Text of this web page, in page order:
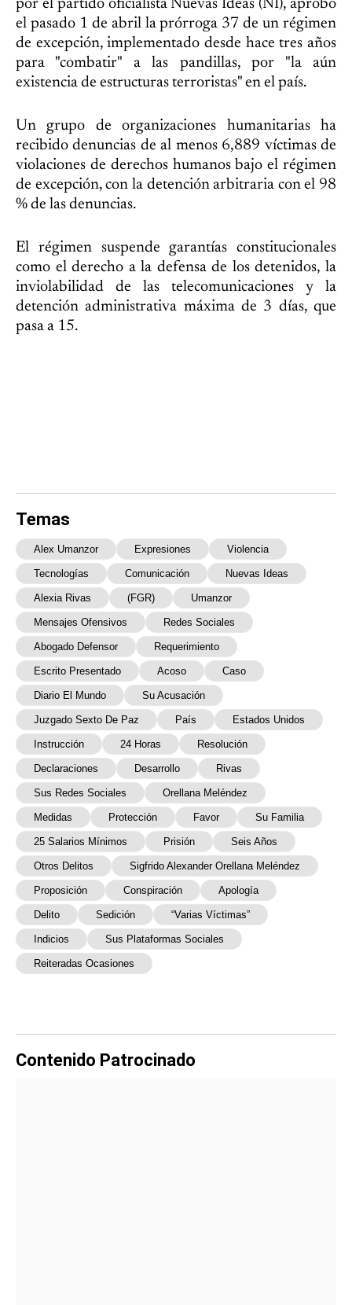
por el partido oficialista Nuevas Ideas (NI), aprobó
el pasado 1 de abril la prórroga 37 de un régimen
de excepción, implementado desde hace tres años
para "combatir" a las pandillas, por "la aún
existencia de estructuras terroristas" en el país.
Un grupo de organizaciones humanitarias ha
recibido denuncias de al menos 6,889 víctimas de
violaciones de derechos humanos bajo el régimen
de excepción, con la detención arbitraria con el 98
% de las denuncias.
El régimen suspende garantías constitucionales
como el derecho a la defensa de los detenidos, la
inviolabilidad de las telecomunicaciones y la
detención administrativa máxima de 3 días, que
pasa a 15.
Temas
Alex Umanzor Expresiones Violencia
Tecnologías Comunicación Nuevas Ideas
Alexia Rivas (FGR) Umanzor
Mensajes Ofensivos Redes Sociales
Abogado Defensor Requerimiento
Escrito Presentado Acoso Caso
Diario El Mundo Su Acusación
Juzgado Sexto De Paz País Estados Unidos
Instrucción 24 Horas Resolución
Declaraciones Desarrollo Rivas
Sus Redes Sociales Orellana Meléndez
Medidas Protección Favor Su Familia
25 Salarios Mínimos Prisión Seis Años
Otros Delitos Sigfrido Alexander Orellana Meléndez
Proposición Conspiración Apología
Delito Sedición “varias Víctimas”
Indicios Sus Plataformas Sociales
Reiteradas Ocasiones
Contenido Patrocinado